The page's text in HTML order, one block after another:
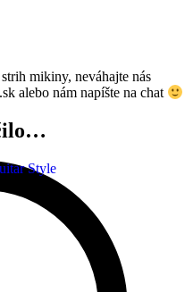
mikiny, neváhajte nás
alebo nám napíšte na chat